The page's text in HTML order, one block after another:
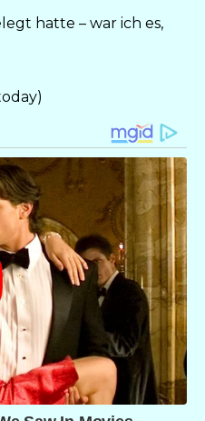
hatte – war ich es,